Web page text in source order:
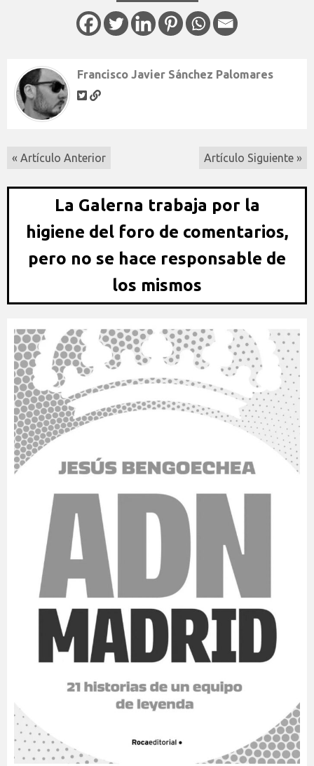
Francisco Javier Sánchez Palomares
« Artículo Anterior Artículo Siguiente »
La Galerna trabaja por la
higiene del foro de comentarios,
pero no se hace responsable de
los mismos